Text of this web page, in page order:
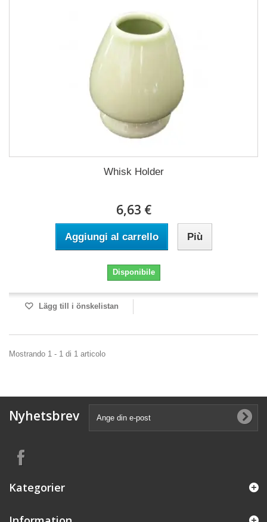
Whisk Holder
6,63 €
Aggiungi al carrello Più
Disponibile
Lägg till i önskelistan
Mostrando 1 - 1 di 1 articolo
Nyhetsbrev
Kategorier